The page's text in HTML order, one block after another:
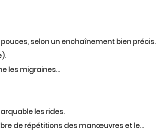
selon un enchaînement bien précis.
les migraines...
les rides.
de répétitions des manœuvres et le